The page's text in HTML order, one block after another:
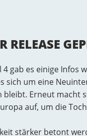
RELEASE
gab es einige Infos
sich um eine
Erneut macht
auf, um die
stärker betont